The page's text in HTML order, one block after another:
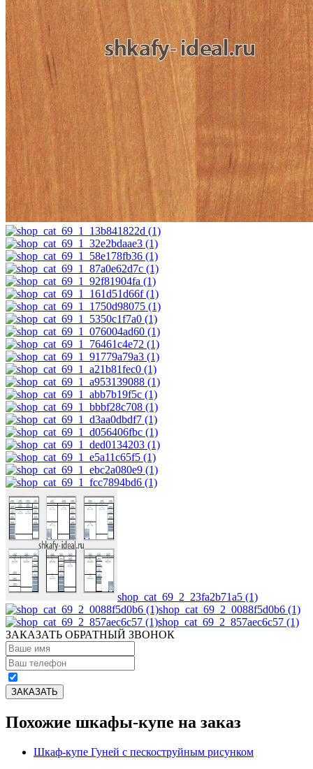
shop_cat_69_2_23fa2b71a5 (1)
shop_cat_69_2_0088f5d0b6 (1)
shop_cat_69_2_857aec6c57 (1)
ЗАКАЗАТЬ ОБРАТНЫЙ ЗВОНОК
Похожие шкафы-купе на заказ
Шкаф-купе Гуней с пескоструйным рисунком